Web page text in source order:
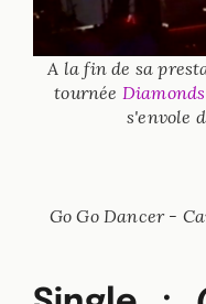
A la fin de sa
tournée
s'envole
Go Go Dancer -